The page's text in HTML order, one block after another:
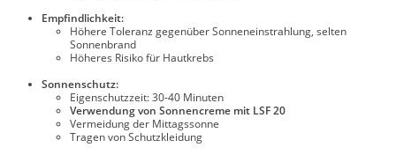
Empfindlichkeit:
Höhere Toleranz gegenüber Sonneneinstrahlung, selten
Sonnenbrand
Höheres Risiko für Hautkrebs
Sonnenschutz:
Eigenschutzzeit: 30-40 Minuten
Verwendung von Sonnencreme mit LSF 20
Vermeidung der Mittagssonne
Tragen von Schutzkleidung